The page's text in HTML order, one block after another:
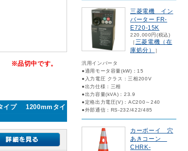
※品切中です。
イプ 1200mmタイ
三菱電機 イン
バーター FR-
E720-15K
220,000円(税込)
［三菱電機（在
庫処分）
］
汎用インバータ
●適用モータ容量(kW)：15
●入力電圧 クラス：三相200V
●出力仕様：三相
●出力容量(kVA)：23.9
●定格出力電圧(V)：AC200～240
●外部通信：RS-232/422/485
カーボーイ 穴
あきコーン
CHRK-